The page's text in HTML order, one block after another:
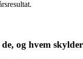
og hvem